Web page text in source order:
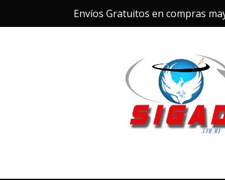
Envíos Gratuitos en compras